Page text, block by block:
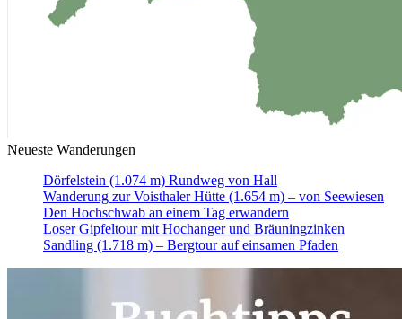
Neueste Wanderungen
Dörfelstein (1.074 m) Rundweg von Hall
Wanderung zur Voisthaler Hütte (1.654 m) – von Seewiesen
Den Hochschwab an einem Tag erwandern
Loser Gipfeltour mit Hochanger und Bräuningzinken
Sandling (1.718 m) – Bergtour auf einsamen Pfaden